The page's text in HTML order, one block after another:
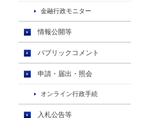
金融行政モニター
情報公開等
パブリックコメント
申請・届出・照会
オンライン行政手続
入札公告等